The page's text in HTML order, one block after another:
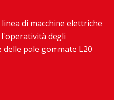
di macchine elettriche
degli
delle pale gommate L20